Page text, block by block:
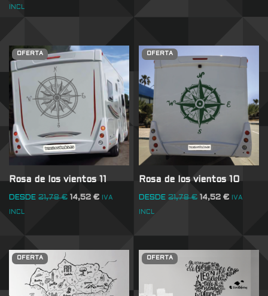
INCL
OFERTA
Rosa de los vientos 11
DESDE 21,78€ 14,52 € IVA
INCL
OFERTA
Rosa de los vientos 10
DESDE 21,78€ 14,52€ IVA
INCL
OFERTA OFERTA